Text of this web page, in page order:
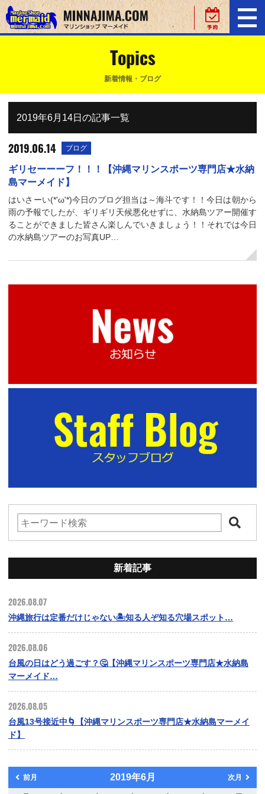
Topics
新着情報・ブログ
2019年6月14日の記事一覧
2019.06.14 ブログ
ギリセーーーフ！！！【沖縄マリンスポーツ専門店★水納
島マーメイド】
はいさーい(*'ω'*)今日のブログ担当は～海斗です！！今日は朝から
雨の予報でしたが、ギリギリ天候悪化せずに、水納島ツアー開催す
ることができました皆さん楽しんでいきましょう！！それでは今日
の水納島ツアーのお写真UP…
新着記事
2026.08.07
沖縄旅行は定番だけじゃない🏝️知る人ぞ知る穴場スポット…
2026.08.06
台風の日はどう過ごす？🤔【沖縄マリンスポーツ専門店★水納島
マーメイド…
2026.08.05
台風13号接近中🌀【沖縄マリンスポーツ専門店★水納島マーメイ
ド】
前月 2019年6月 次月